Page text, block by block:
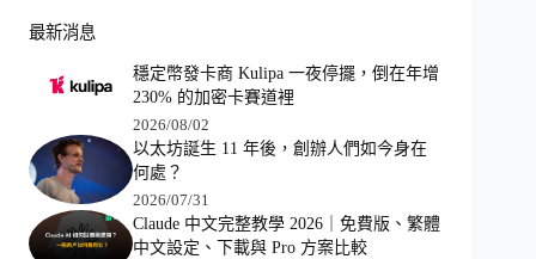
最新消息
穩定幣發卡商 Kulipa 一夜停擺，倒在年增
230% 的加密卡賽道裡
2026/08/02
以太坊誕生 11 年後，創辦人們如今身在
何處？
2026/07/31
Claude 中文完整教學 2026｜免費版、繁體
中文設定、下載與 Pro 方案比較